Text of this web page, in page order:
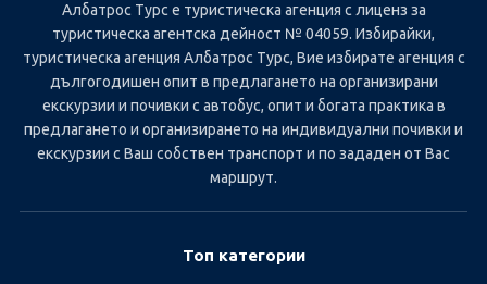
Албатрос Турс е туристическа агенция с лиценз за
туристическа агентска дейност № 04059. Избирайки,
туристическа агенция Албатрос Турс, Вие избирате агенция с
дългогодишен опит в предлагането на организирани
екскурзии и почивки с автобус, опит и богата практика в
предлагането и организирането на индивидуални почивки и
екскурзии с Ваш собствен транспорт и по зададен от Вас
маршрут.
Топ категории